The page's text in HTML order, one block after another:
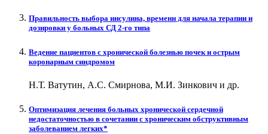
Правильность выбора инсулина, времени для начала терапии и
дозировки у больных СД 2-го типа
Ведение пациентов с хронической болезнью почек и острым
коронарным синдромом
Н.Т. Ватутин, А.С. Смирнова, М.И. Зинкович и др.
Оптимизация лечения больных хронической сердечной
недостаточностью в сочетании с хроническим обструктивным
заболеванием легких*